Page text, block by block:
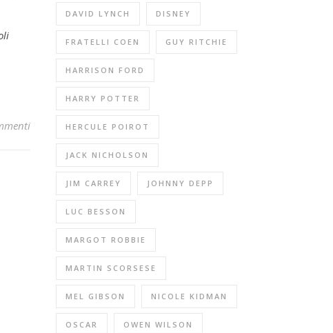
DAVID LYNCH DISNEY
FRATELLI COEN GUY RITCHIE
HARRISON FORD
HARRY POTTER
HERCULE POIROT
JACK NICHOLSON
JIM CARREY JOHNNY DEPP
LUC BESSON
MARGOT ROBBIE
MARTIN SCORSESE
MEL GIBSON NICOLE KIDMAN
OSCAR OWEN WILSON